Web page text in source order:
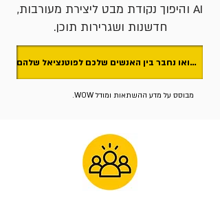
AI והיפוך נקודת מבט ליצירת מעורבות,
חדשנות ושגרירות תוכן.
בואו נחבר בין האנשים שלכם לפוטנציאל שלהם 🙃
מבוסס על מדע ההשתאות ומודל WOW.